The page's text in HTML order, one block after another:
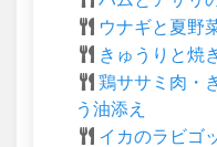
ウナギと夏野
きゅうりと焼
鶏ササミ肉・
う油添え
イカのラビゴ